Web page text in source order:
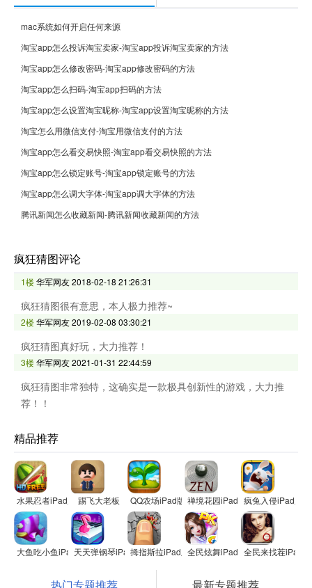
mac系统如何开启任何来源
淘宝app怎么投诉淘宝卖家-淘宝app投诉淘宝卖家的方法
淘宝app怎么修改密码-淘宝app修改密码的方法
淘宝app怎么扫码-淘宝app扫码的方法
淘宝app怎么设置淘宝昵称-淘宝app设置淘宝昵称的方法
淘宝怎么用微信支付-淘宝用微信支付的方法
淘宝app怎么看交易快照-淘宝app看交易快照的方法
淘宝app怎么锁定账号-淘宝app锁定账号的方法
淘宝app怎么调大字体-淘宝app调大字体的方法
腾讯新闻怎么收藏新闻-腾讯新闻收藏新闻的方法
疯狂猜图评论
1楼华军网友2018-02-18 21:26:31
疯狂猜图很有意思，本人极力推荐~
2楼华军网友2019-02-08 03:30:21
疯狂猜图真好玩，大力推荐！
3楼华军网友2021-01-31 22:44:59
疯狂猜图非常独特，这确实是一款极具创新性的游戏，大力推
荐！！
精品推荐
水果忍者iPad版 踢飞大老板 QQ农场iPad版 禅境花园iPad版疯兔入侵iPad版
大鱼吃小鱼iPad版天天弹钢琴iPad版拇指斯拉iPad版全民炫舞iPad版全民来找茬iPad版
热门专题推荐 最新专题推荐